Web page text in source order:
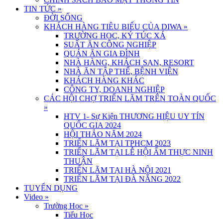
TIN TỨC »
ĐỜI SỐNG
KHÁCH HÀNG TIÊU BIỂU CỦA DIWA »
TRƯỜNG HỌC, KÝ TÚC XÁ
SUẤT ĂN CÔNG NGHIỆP
QUÁN ĂN GIA ĐÌNH
NHÀ HÀNG, KHÁCH SẠN, RESORT
NHÀ ĂN TẬP THỂ, BỆNH VIỆN
KHÁCH HÀNG KHÁC
CÔNG TY, DOANH NGHIỆP
CÁC HỘI CHỢ TRIỂN LÃM TRÊN TOÀN QUỐC
»
HTV 1- Sự Kiện THƯƠNG HIỆU UY TÍN
QUỐC GIA 2024
HỘI THẢO NĂM 2024
TRIỂN LÃM TẠI TPHCM 2023
TRIỂN LÃM TẠI LỄ HỘI ẨM THỰC NINH
THUẬN
TRIỂN LÃM TẠI HÀ NỘI 2021
TRIỂN LÃM TẠI ĐÀ NẴNG 2022
TUYỂN DỤNG
Video »
Trường Học »
Tiểu Học